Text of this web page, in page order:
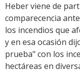
Heber viene de
comparecencia
los incendios que
y en esa ocasión
prueba" con los
hectáreas en